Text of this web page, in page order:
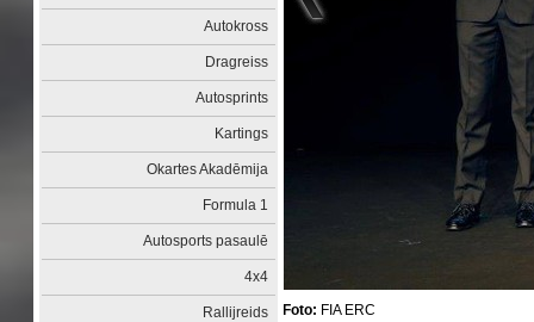
Autokross
Dragreiss
Autosprints
Kartings
Okartes Akadēmija
Formula 1
Autosports pasaulē
4x4
Rallijreids Foto: FIA ERC